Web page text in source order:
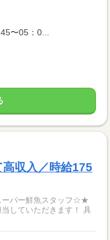
〜05：0...
収入／時給175
ーパー鮮魚スタッフ☆★
ていただきます！ 具